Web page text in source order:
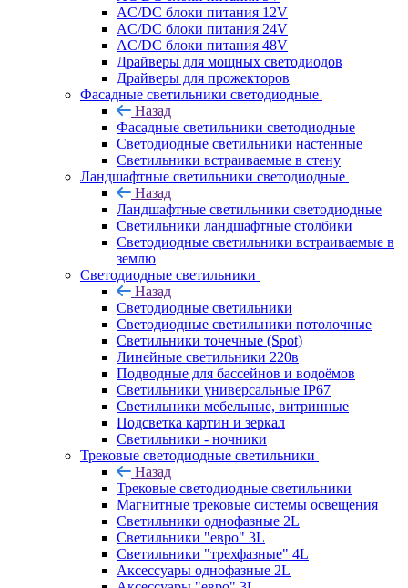
AC/DC блоки питания 12V
AC/DC блоки питания 24V
AC/DC блоки питания 48V
Драйверы для мощных светодиодов
Драйверы для прожекторов
Фасадные светильники светодиодные
Назад
Фасадные светильники светодиодные
Светодиодные светильники настенные
Светильники встраиваемые в стену
Ландшафтные светильники светодиодные
Назад
Ландшафтные светильники светодиодные
Светильники ландшафтные столбики
Светодиодные светильники встраиваемые в
землю
Светодиодные светильники
Назад
Светодиодные светильники
Светодиодные светильники потолочные
Светильники точечные (Spot)
Линейные светильники 220в
Подводные для бассейнов и водоёмов
Светильники универсальные IP67
Светильники мебельные, витринные
Подсветка картин и зеркал
Светильники - ночники
Трековые светодиодные светильники
Назад
Трековые светодиодные светильники
Магнитные трековые системы освещения
Светильники однофазные 2L
Светильники "евро" 3L
Светильники "трехфазные" 4L
Аксессуары однофазные 2L